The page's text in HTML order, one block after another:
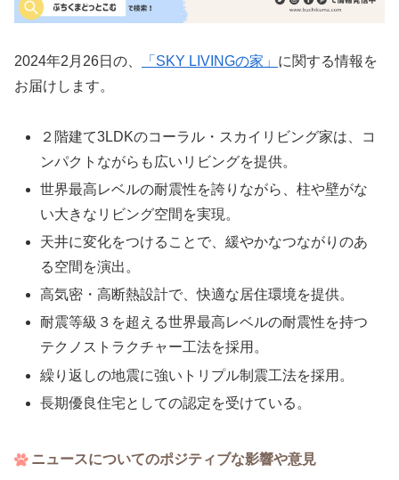
2024年2月26日の、 「SKY LIVINGの家」 に関する情報を
お届けします。
２階建て3LDKのコーラル・スカイリビング家は、コ
ンパクトながらも広いリビングを提供。
世界最高レベルの耐震性を誇りながら、柱や壁がな
い大きなリビング空間を実現。
天井に変化をつけることで、緩やかなつながりのあ
る空間を演出。
高気密・高断熱設計で、快適な居住環境を提供。
耐震等級３を超える世界最高レベルの耐震性を持つ
テクノストラクチャー工法を採用。
繰り返しの地震に強いトリプル制震工法を採用。
長期優良住宅としての認定を受けている。
ニュースについてのポジティブな影響や意見